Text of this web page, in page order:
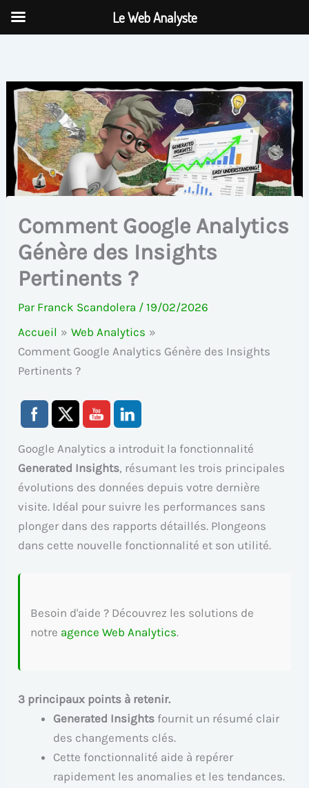
Aller
Comment Google Analytics
Génère des Insights
Pertinents ?
Par Franck Scandolera /19/02/2026
Accueil
Web Analytics
Comment Google Analytics Génère des Insights
Pertinents ?
Google Analytics a introduit la fonctionnalité
Generated Insights, résumant les trois principales
évolutions des données depuis votre dernière
visite. Idéal pour suivre les performances sans
plonger dans des rapports détaillés. Plongeons
dans cette nouvelle fonctionnalité et son utilité.
Besoin d'aide ? Découvrez les solutions de
notre agence Web Analytics.
3 principaux points à retenir.
Generated Insights fournit un résumé clair
des changements clés.
Cette fonctionnalité aide à repérer
rapidement les anomalies et les tendances.
Le Web Analyste